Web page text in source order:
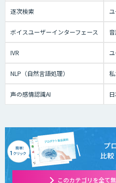
逐次検索
ボイスユーザーインターフェース
IVR
NLP（自然言語処理）
声の感情認識AI
プ
比
このカテゴリを全て